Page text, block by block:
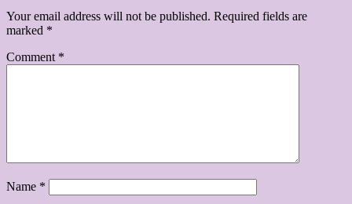
Your email address will not be published. Required fields are
marked *
Comment *
Name *